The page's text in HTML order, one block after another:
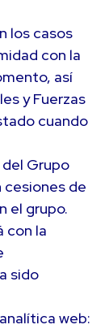
los casos
con la
así
y Fuerzas
cuando
Grupo
cesiones de
el grupo.
con la
sido
web: